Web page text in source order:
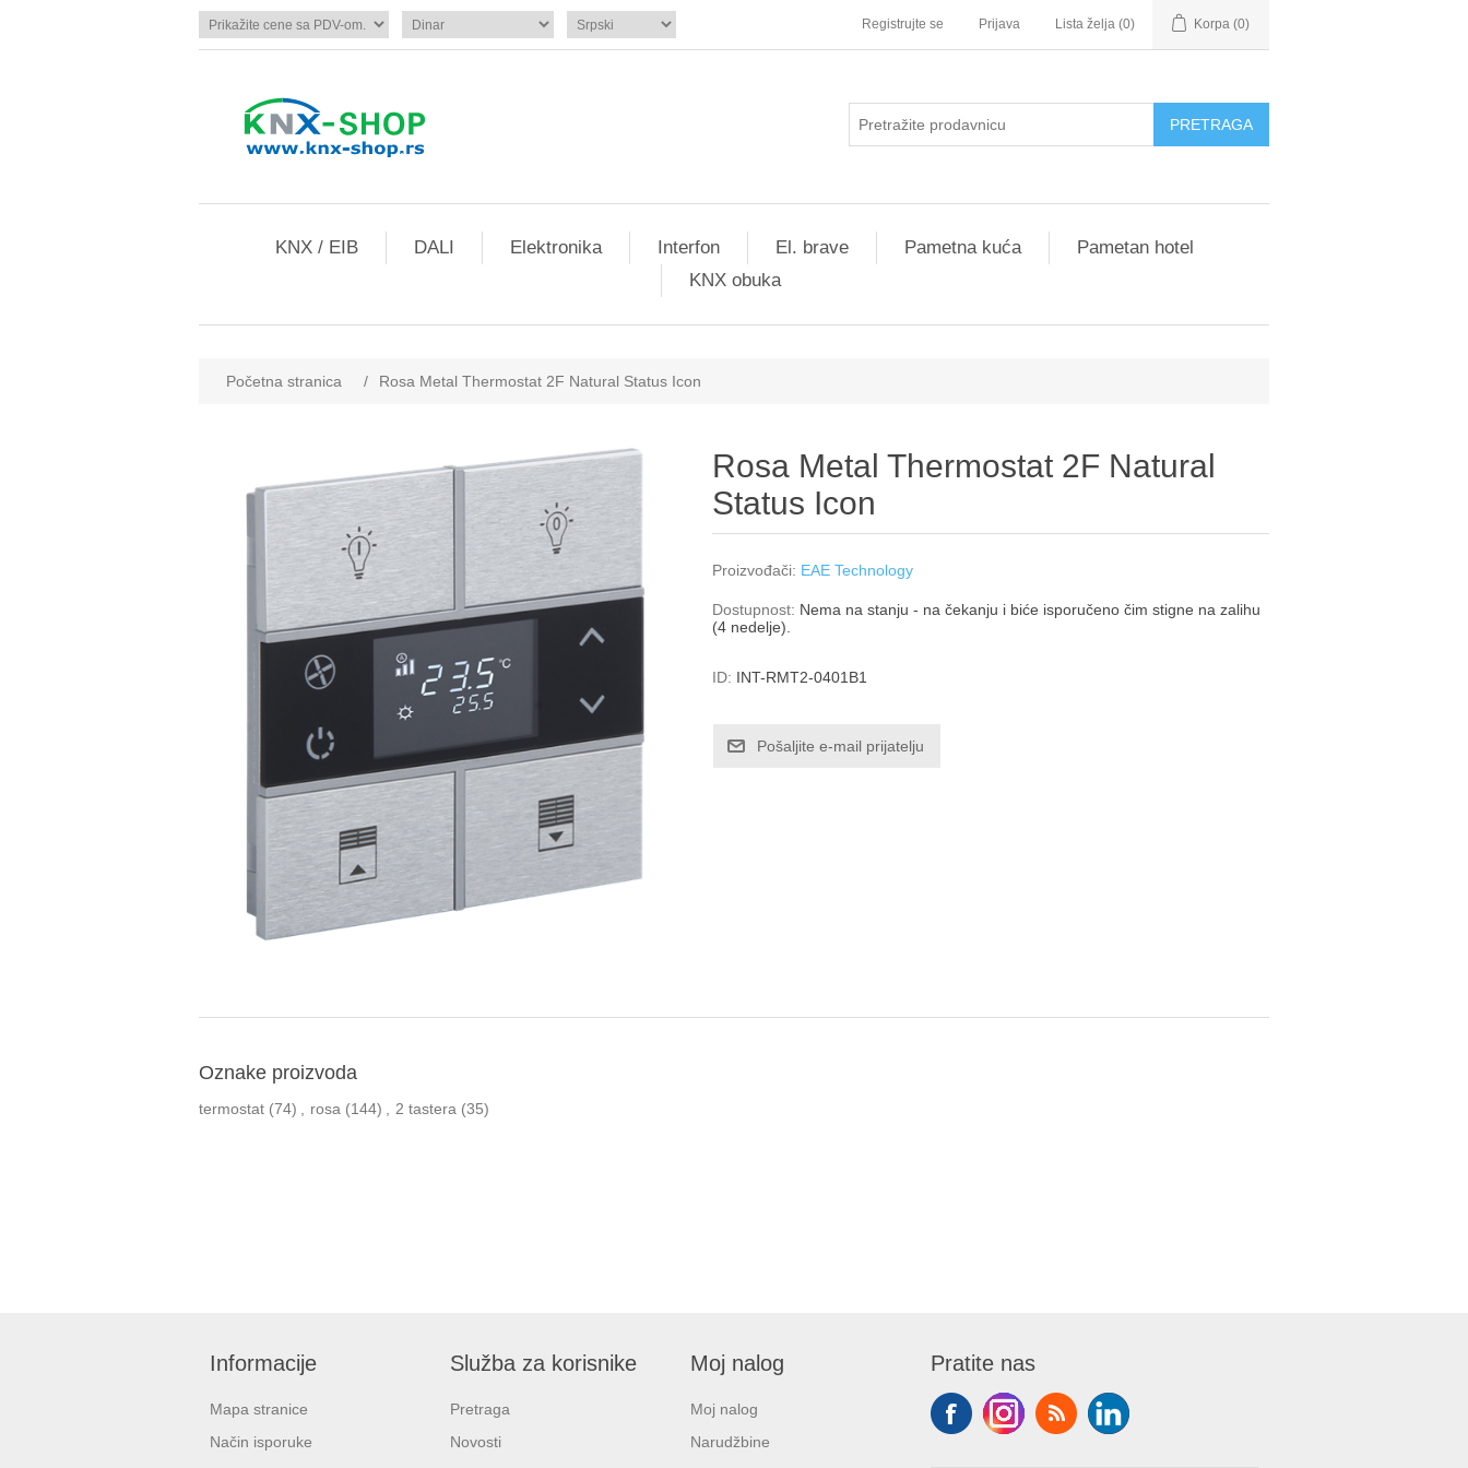
Registrujte se Prijava Lista želja (0) Korpa (0)
KNX / EIB DALI Elektronika Interfon El. brave Pametna kuća
Pametan hotel
KNX obuka
Početna stranica / Rosa Metal Thermostat 2F Natural Status Icon
Rosa Metal Thermostat 2F Natural
Status Icon
Proizvođači: EAE Technology
Dostupnost: Nema na stanju - na čekanju i biće isporučeno čim stigne na zalihu
(4 nedelje).
ID: INT-RMT2-0401B1
Oznake proizvoda
termostat (74) rosa (144) 2 tastera (35)
Informacije
Mapa stranice
Način isporuke
Služba za korisnike
Pretraga
Novosti
Moj nalog
Moj nalog
Narudžbine
Pratite nas